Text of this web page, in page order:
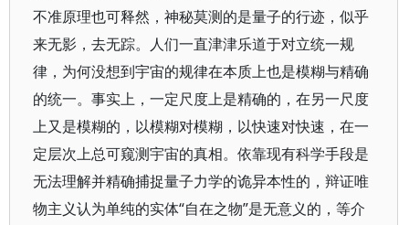
不准原理也可释然，神秘莫测的是量子的行迹，似乎
来无影，去无踪。人们一直津津乐道于对立统一规
律，为何没想到宇宙的规律在本质上也是模糊与精确
的统一。事实上，一定尺度上是精确的，在另一尺度
上又是模糊的，以模糊对模糊，以快速对快速，在一
定层次上总可窥测宇宙的真相。依靠现有科学手段是
无法理解并精确捕捉量子力学的诡异本性的，辩证唯
物主义认为单纯的实体“自在之物”是无意义的，等介